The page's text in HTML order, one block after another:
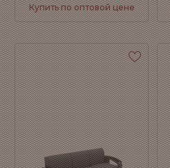
Купить по оптовой цене